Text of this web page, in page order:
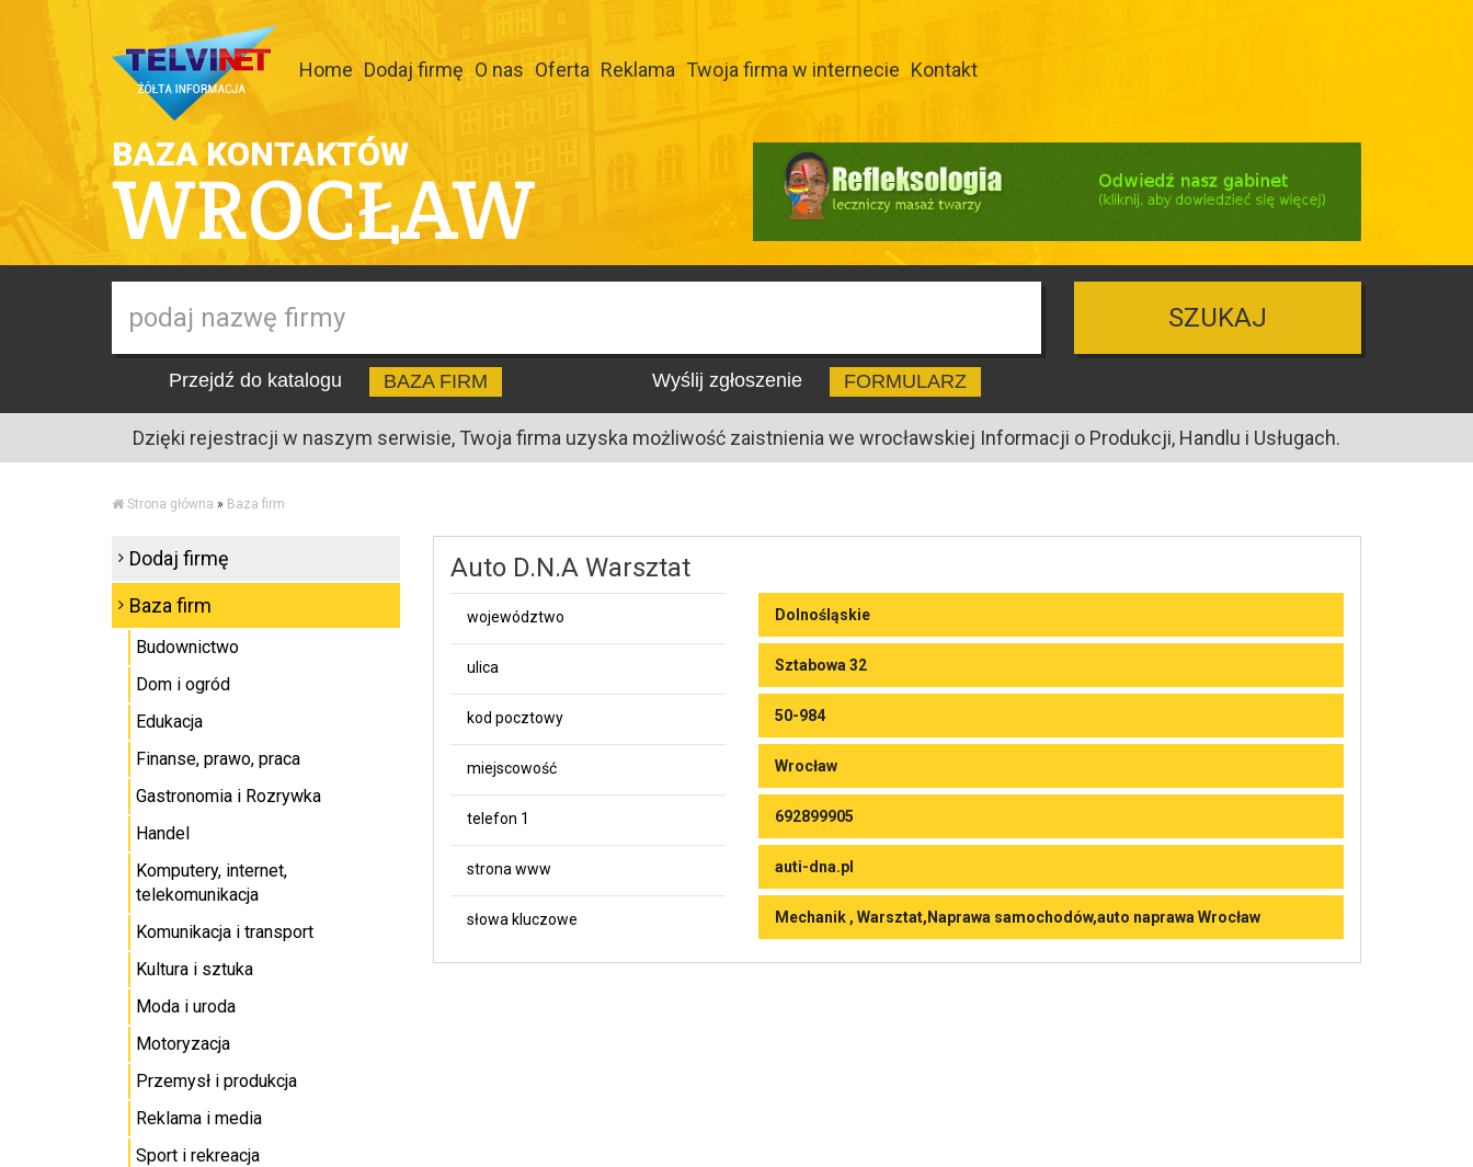
Home Dodaj firmę O nas Oferta Reklama Twoja firma w internecie Kontakt
BAZA KONTAKTÓW
WROCŁAW
SZUKAJ
Przejdź do katalogu BAZA FIRM Wyślij zgłoszenie FORMULARZ
Dzięki rejestracji w naszym serwisie, Twoja firma uzyska możliwość zaistnienia we wrocławskiej Informacji o Produkcji, Handlu i Usługach.
Strona główna » Baza firm
Auto D.N.A Warsztat
województwo Dolnośląskie
ulica Sztabowa 32
kod pocztowy 50-984
miejscowość Wrocław
telefon 1 692899905
strona www auti-dna.pl
słowa kluczowe Mechanik , Warsztat,Naprawa samochodów,auto naprawa Wrocław
Dodaj firmę
Baza firm
Budownictwo
Dom i ogród
Edukacja
Finanse, prawo, praca
Gastronomia i Rozrywka
Handel
Komputery, internet,
telekomunikacja
Komunikacja i transport
Kultura i sztuka
Moda i uroda
Motoryzacja
Przemysł i produkcja
Reklama i media
Sport i rekreacja